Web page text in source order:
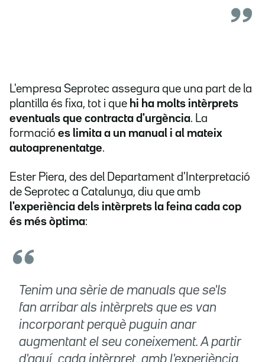
L'empresa Seprotec assegura que una part de la
plantilla és fixa, tot i que hi ha molts intèrprets
eventuals que contracta d'urgència. La
formació es limita a un manual i al mateix
autoaprenentatge.
Ester Piera, des del Departament d'Interpretació
de Seprotec a Catalunya, diu que amb
l'experiència dels intèrprets la feina cada cop
és més òptima:
Tenim una sèrie de manuals que se'ls
fan arribar als intèrprets que es van
incorporant perquè puguin anar
augmentant el seu coneixement. A partir